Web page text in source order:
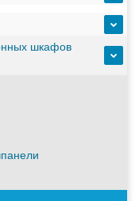
каталоге ANC
ИБП. Причины
складе. Отгрузка
шкафов